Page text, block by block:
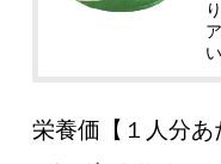
栄養価【１人分あ